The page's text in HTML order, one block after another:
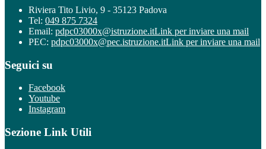
Riviera Tito Livio, 9 - 35123 Padova
Tel: 049 875 7324
Email: pdpc03000x@istruzione.itLink per inviare una mail
PEC: pdpc03000x@pec.istruzione.itLink per inviare una mail
Seguici su
Facebook
Youtube
Instagram
Sezione Link Utili